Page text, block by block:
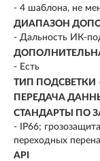
- 4 шаблона, не
ДИАПАЗОН
- Дальность ИК-
- Есть
ТИП ПОДСВЕТКИ
ПЕРЕДАЧА
СТАНДАРТЫ ПО
- IP66;
переходных
API